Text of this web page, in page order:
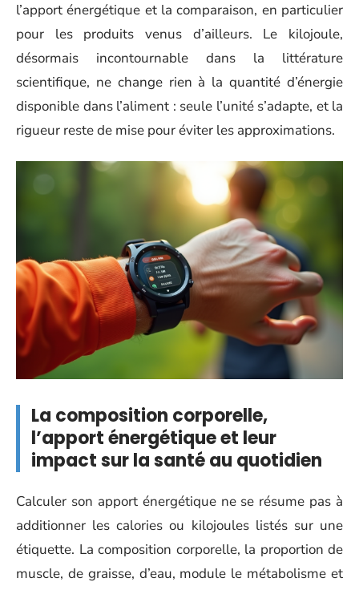
l’apport énergétique et la comparaison, en particulier
pour les produits venus d’ailleurs. Le kilojoule,
désormais incontournable dans la littérature
scientifique, ne change rien à la quantité d’énergie
disponible dans l’aliment : seule l’unité s’adapte, et la
rigueur reste de mise pour éviter les approximations.
La composition corporelle,
l’apport énergétique et leur
impact sur la santé au quotidien
Calculer son apport énergétique ne se résume pas à
additionner les calories ou kilojoules listés sur une
étiquette. La composition corporelle, la proportion de
muscle, de graisse, d’eau, module le métabolisme et